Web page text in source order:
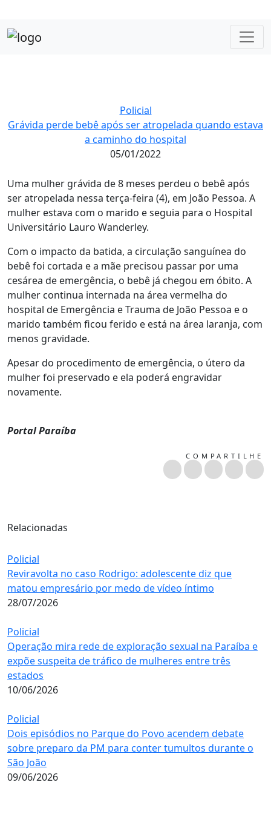
Policial
Grávida perde bebê após ser atropelada quando estava
a caminho do hospital
05/01/2022
Uma mulher grávida de 8 meses perdeu o bebê após
ser atropelada nessa terça-feira (4), em João Pessoa. A
mulher estava com o marido e seguia para o Hospital
Universitário Lauro Wanderley.
Com o impacto da batida, a circulação sanguínea do
bebê foi cortada e a mãe precisou passar por uma
cesárea de emergência, o bebê já chegou em óbito. A
mulher continua internada na área vermelha do
hospital de Emergência e Trauma de João Pessoa e o
marido também ficou ferido e está na área laranja, com
menos gravidade.
Apesar do procedimento de emergência, o útero da
mulher foi preservado e ela poderá engravidar
novamente.
Portal Paraíba
COMPARTILHE
Relacionadas
Policial
Reviravolta no caso Rodrigo: adolescente diz que
matou empresário por medo de vídeo íntimo
28/07/2026
Policial
Operação mira rede de exploração sexual na Paraíba e
expõe suspeita de tráfico de mulheres entre três
estados
10/06/2026
Policial
Dois episódios no Parque do Povo acendem debate
sobre preparo da PM para conter tumultos durante o
São João
09/06/2026